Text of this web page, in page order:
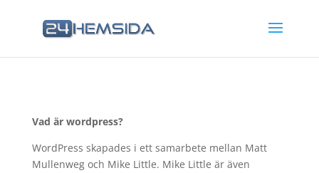
Vad är wordpress?
WordPress skapades i ett samarbete mellan Matt
Mullenweg och Mike Little. Mike Little är även